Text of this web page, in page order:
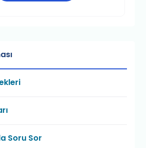
Soru Sor